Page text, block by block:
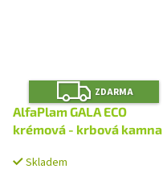
Z
D
A
R
M
ZDARMA
AlfaPlam GALA ECO
krémová - krbová kamna
Skladem